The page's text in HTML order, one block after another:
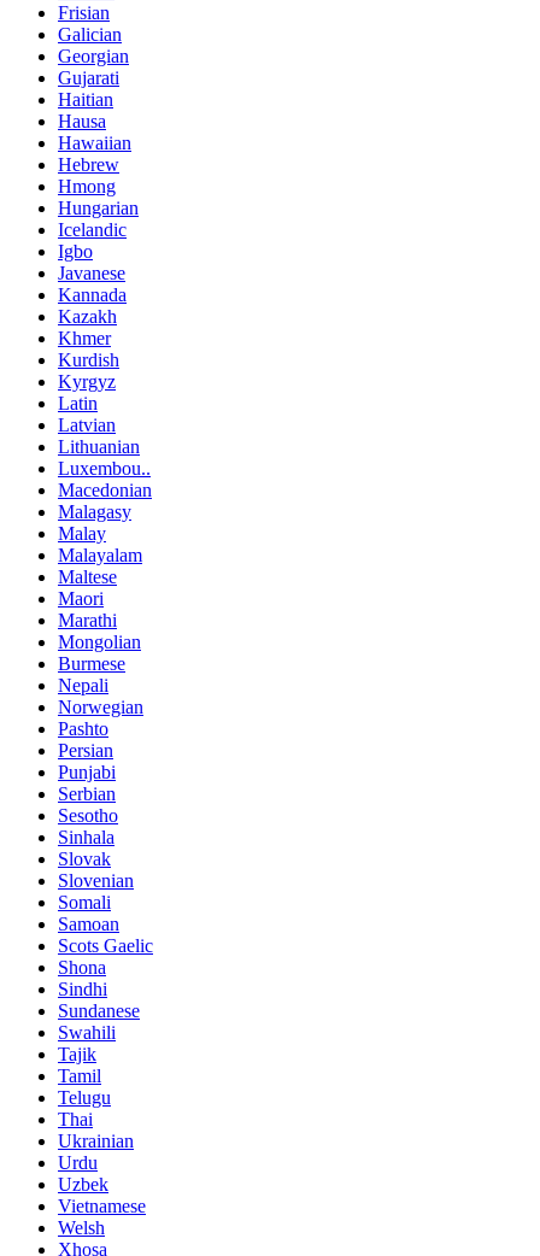
Frisian
Galician
Georgian
Gujarati
Haitian
Hausa
Hawaiian
Hebrew
Hmong
Hungarian
Icelandic
Igbo
Javanese
Kannada
Kazakh
Khmer
Kurdish
Kyrgyz
Latin
Latvian
Lithuanian
Luxembou..
Macedonian
Malagasy
Malay
Malayalam
Maltese
Maori
Marathi
Mongolian
Burmese
Nepali
Norwegian
Pashto
Persian
Punjabi
Serbian
Sesotho
Sinhala
Slovak
Slovenian
Somali
Samoan
Scots Gaelic
Shona
Sindhi
Sundanese
Swahili
Tajik
Tamil
Telugu
Thai
Ukrainian
Urdu
Uzbek
Vietnamese
Welsh
Xhosa